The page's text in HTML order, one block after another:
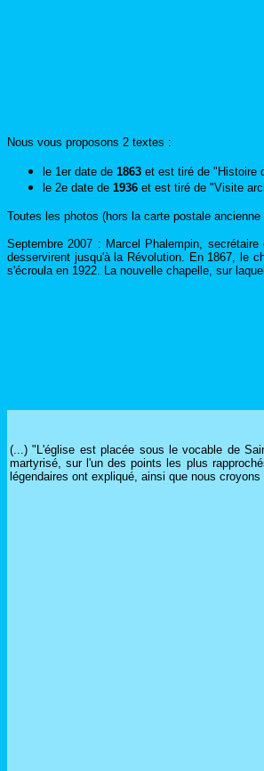
Nous vous proposons 2 textes :
le 1er date de 1863 et est tiré de "Histoire
le 2e date de 1936 et est tiré de "Visite
Toutes les photos (hors la carte postale
Septembre 2007 : Marcel Phalempin,
desservirent jusqu'à la Révolution. En 1867, le
s'écroula en 1922. La nouvelle chapelle, sur
(...) "L'église est placée sous le vocable de
martyrisé, sur l'un des points les plus
légendaires ont expliqué, ainsi que nous